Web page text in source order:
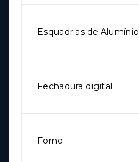
Esquadrias de Alumínio
Fechadura digital
Forno